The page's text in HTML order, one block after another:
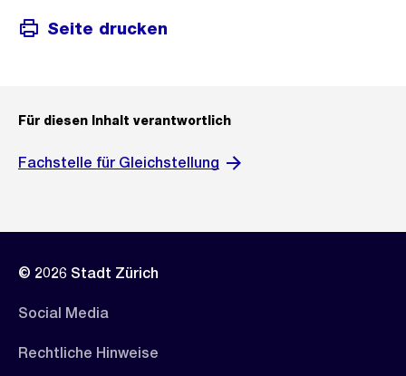
Seite drucken
Für diesen Inhalt verantwortlich
Fachstelle für Gleichstellung
© 2026 Stadt Zürich
Social Media
Rechtliche Hinweise